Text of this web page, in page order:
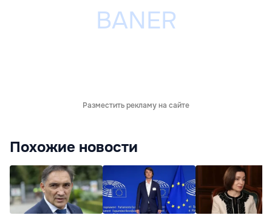
Разместить рекламу на сайте
Похожие новости